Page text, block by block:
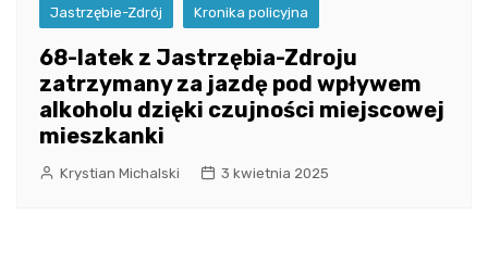
Jastrzębie-Zdrój Kronika policyjna
68-latek z Jastrzębia-Zdroju
zatrzymany za jazdę pod wpływem
alkoholu dzięki czujności miejscowej
mieszkanki
Krystian Michalski 3 kwietnia 2025